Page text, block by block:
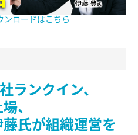
ンロードはこちら
ランクイン、
、
氏が組織運営を